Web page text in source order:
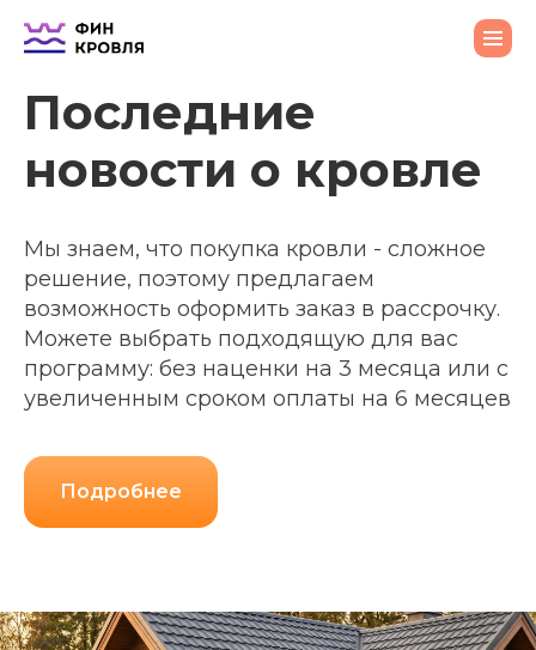
Последние
новости о кровле
Мы знаем, что покупка кровли - сложное
решение, поэтому предлагаем
возможность оформить заказ в рассрочку.
Можете выбрать подходящую для вас
программу: без наценки на 3 месяца или с
увеличенным сроком оплаты на 6 месяцев
Подробнее